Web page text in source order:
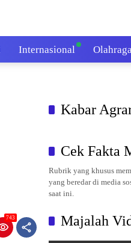
Internasional Olahraga
743
Kabar
Cek Fakta
Rubrik yang khusus
yang beredar di media
saat ini.
Majalah